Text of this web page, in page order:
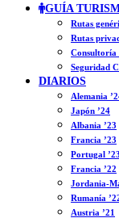
GUÍA
Rutas
Rutas
Consultoría
Seguridad
DIARIOS
Alemania
Japón ’24
Albania ’23
Francia ’23
Portugal ’23
Francia ’22
Jordania-
Rumanía
Austria ’21